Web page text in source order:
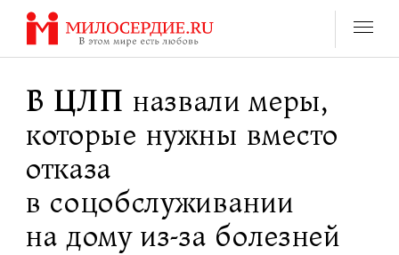
Перейти
содержанию
В ЦЛП назвали меры,
которые нужны вместо
отказа
в соцобслуживании
на дому из-за болезней